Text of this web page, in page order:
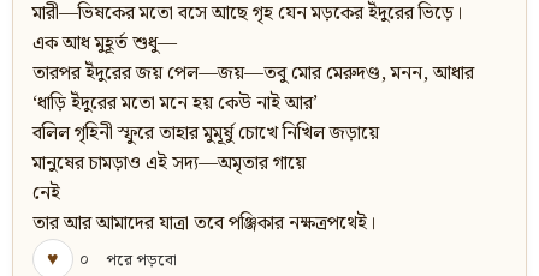
মারী—ভিষকের মতো বসে আছে গৃহ যেন মড়কের ইঁদুরের ভিড়ে।
এক আধ মুহূর্ত শুধু—
তারপর ইঁদুরের জয় পেল—জয়—তবু মোর মেরুদণ্ড, মনন, আধার
‘ধাড়ি ইঁদুরের মতো মনে হয় কেউ নাই আর’
বলিল গৃহিনী স্ফুরে তাহার মুমূর্ষু চোখে নিখিল জড়ায়ে
মানুষের চামড়াও এই সদ্য—অমৃতার গায়ে
নেই
তার আর আমাদের যাত্রা তবে পঞ্জিকার নক্ষত্রপথেই।
♥
০ পরে পড়বো